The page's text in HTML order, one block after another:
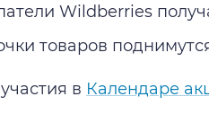
Wildberries
товаров
в Календаре